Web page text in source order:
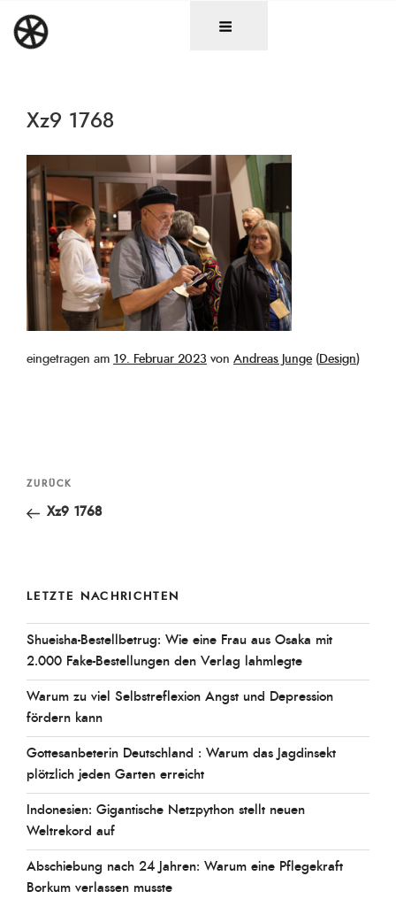
Inhalt
springen
Xz9 1768
eingetragen am Veröffentlicht
19. Februar 2023 von Andreas Junge (Design)
Beitragsnavigation
Vorheriger
Beitrag
ZURÜCK
Xz9 1768
LETZTE NACHRICHTEN
Shueisha-Bestellbetrug: Wie eine Frau aus Osaka mit
2.000 Fake-Bestellungen den Verlag lahmlegte
Warum zu viel Selbstreflexion Angst und Depression
fördern kann
Gottesanbeterin Deutschland : Warum das Jagdinsekt
plötzlich jeden Garten erreicht
Indonesien: Gigantische Netzpython stellt neuen
Weltrekord auf
Abschiebung nach 24 Jahren: Warum eine Pflegekraft
Borkum verlassen musste